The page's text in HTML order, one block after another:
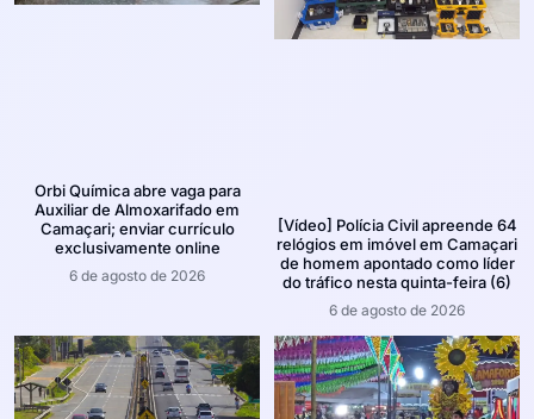
Orbi Química abre vaga para
Auxiliar de Almoxarifado em
Camaçari; enviar currículo
exclusivamente online
6 de agosto de 2026
[Vídeo] Polícia Civil apreende 64
relógios em imóvel em Camaçari
de homem apontado como líder
do tráfico nesta quinta-feira (6)
6 de agosto de 2026